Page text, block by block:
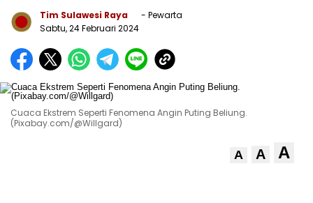
Tim Sulawesi Raya
- Pewarta
Sabtu, 24 Februari 2024
Cuaca Ekstrem Seperti Fenomena Angin Puting Beliung.
(Pixabay.com/@Willgard)
A A A